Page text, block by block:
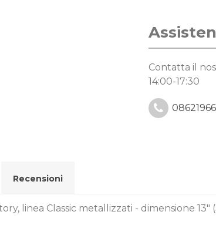
Contatta il
14:00-17:30
Recensioni
linea Classic metallizzati - dimensione